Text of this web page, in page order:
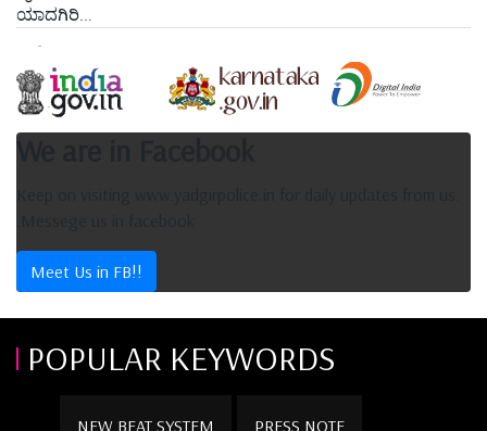
ಯಾದಗಿರಿ...
Meet Us in FB!!
POPULAR KEYWORDS
NEW BEAT SYSTEM PRESS NOTE